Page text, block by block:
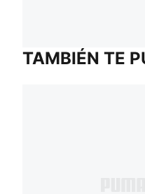
TAMBIÉN TE